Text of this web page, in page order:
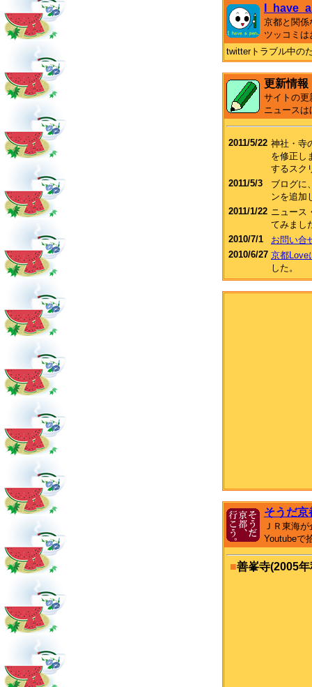
京都と関係
ツッコミ
twitterトラブル中の
更新情報
サイトの更
ニュース
2011/5/22 神社・寺
を修正し
するスク
2011/5/3
ブログに
ンを追加
2011/1/22 ニュース
てみまし
2010/7/1
お問い合
2010/6/27 京都Love
した。
そうだ京
ＪＲ東海
Youtubeで
■善峯寺(2005年